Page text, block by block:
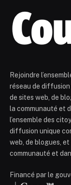
Rejoindre
réseau de diffusion
de sites web, de
la communauté et
l’ensemble des
diffusion unique
web, de blogues,
communauté et
Financé par le